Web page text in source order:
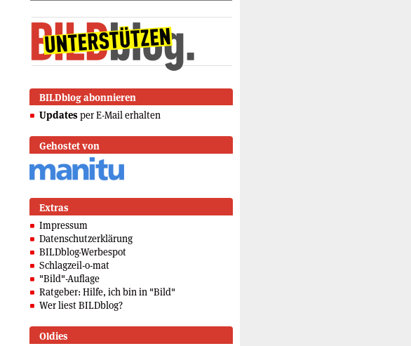
BILDblog abonnieren
Updates per E-Mail erhalten
Gehostet von
Extras
Impressum
Datenschutzerklärung
BILDblog-Werbespot
Schlagzeil-o-mat
"Bild"-Auflage
Ratgeber: Hilfe, ich bin in "Bild"
Wer liest BILDblog?
Oldies